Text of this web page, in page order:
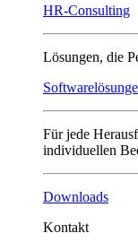
HR-Consulting
Lösungen, die
Für jede
individuellen
Downloads
Kontakt